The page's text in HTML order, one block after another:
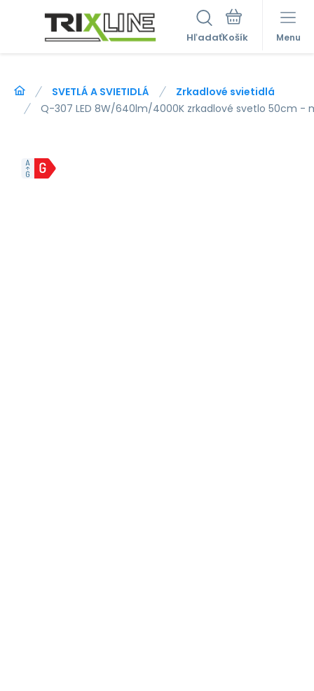
Hľadať Menu
SVETLÁ A SVIETIDLÁ
Zrkadlové svietidlá
Q-307 LED 8W/640lm/4000K zrkadlové svetlo 50cm -